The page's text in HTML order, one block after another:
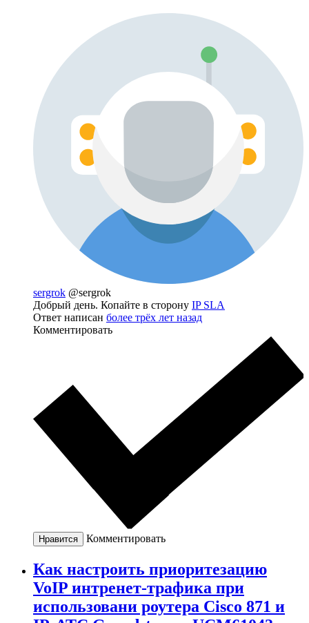
sergrok @sergrok
Добрый день. Копайте в сторону IP SLA
Ответ написан более трёх лет назад
Комментировать
Нравится Комментировать
Как настроить приоритезацию
VoIP интренет-трафика при
использовани роутера Cisco 871 и